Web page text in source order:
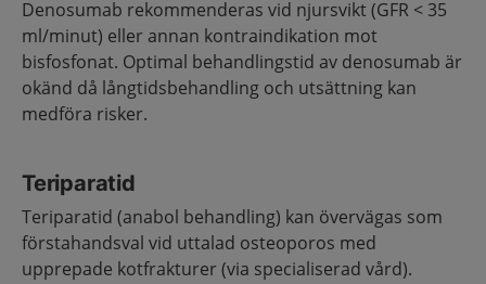
Denosumab rekommenderas vid njursvikt (GFR < 35
ml/minut) eller annan kontraindikation mot
bisfosfonat. Optimal behandlingstid av denosumab är
okänd då långtidsbehandling och utsättning kan
medföra risker.
Teriparatid
Teriparatid (anabol behandling) kan övervägas som
förstahandsval vid uttalad osteoporos med
upprepade kotfrakturer (via specialiserad vård).